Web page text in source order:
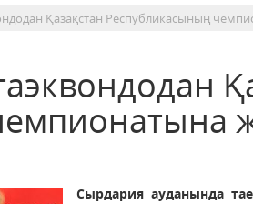
Қазақстан Республикасының
Сырдария ауданында